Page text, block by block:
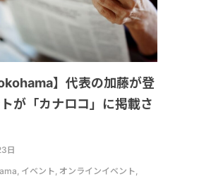
】代表の加藤が登
が「カナロコ」に掲載さ
日
イベント, オンラインイベント,